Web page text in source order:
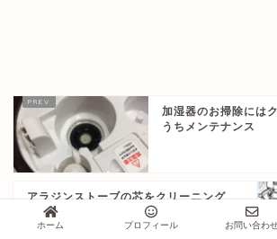
加湿器のお掃除には
うちメンテナンス
アラジンストーブの芯をクリーニング
前よりも暖かさと快適さ倍増
ホーム プロフィール お問い合わ